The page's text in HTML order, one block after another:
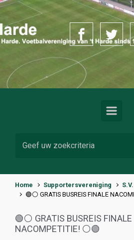
Spring naar de hoofdinhoud
Home Supportersvereniging
🟢⚪️ GRATIS BUSREIS FINALE
🟢⚪️ GRATIS BUSREIS FINALE
NACOMPETITIE! ⚪️🟢